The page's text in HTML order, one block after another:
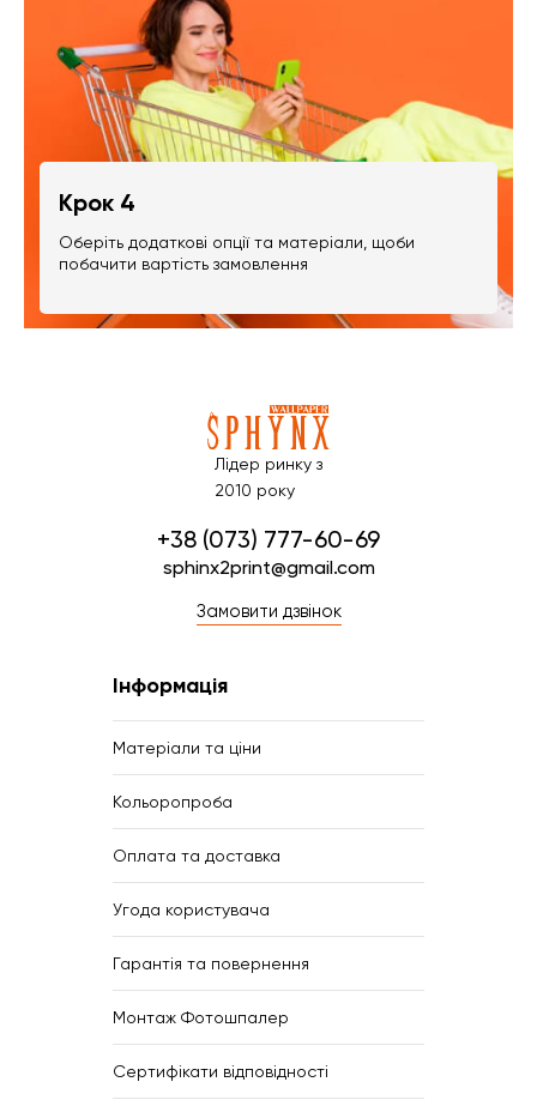
Крок 4
Оберіть додаткові опції та матеріали, щоби
побачити вартість замовлення
Лідер ринку з
2010 року
+38 (073) 777-60-69
sphinx2print@gmail.com
Замовити дзвінок
Інформація
Матеріали та ціни
Кольоропроба
Оплата та доставка
Угода користувача
Гарантія та повернення
Монтаж Фотошпалер
Сертифікати відповідності